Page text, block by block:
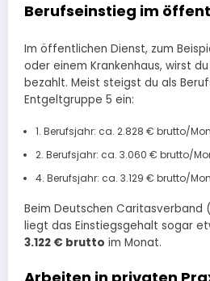
Berufseinstieg im
Im öffentlichen Dienst, zum
oder einem Krankenhaus, wirst
bezahlt. Meist steigst du als
Entgeltgruppe 5 ein:
1. Berufsjahr: ca. 2.828 € brutto/
2. Berufsjahr: ca. 3.060 € brutto/
4. Berufsjahr: ca. 3.129 € brutto/
Beim Deutschen Caritasverband
liegt das Einstiegsgehalt sogar
3.122 € brutto im Monat.